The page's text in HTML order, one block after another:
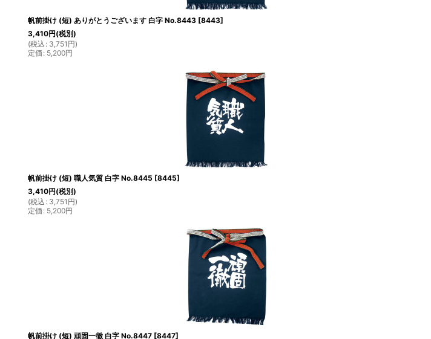
帆前掛け (短) ありがとうございます 白字 No.8443 [8443]
3,410円(税別)
(税込 : 3,751 円)
定価 : 5,200円
帆前掛け (短) 職人気質 白字 No.8445 [8445]
3,410円(税別)
(税込 : 3,751 円)
定価 : 5,200円
帆前掛け (短) 頑固一徹 白字 No.8447 [8447]